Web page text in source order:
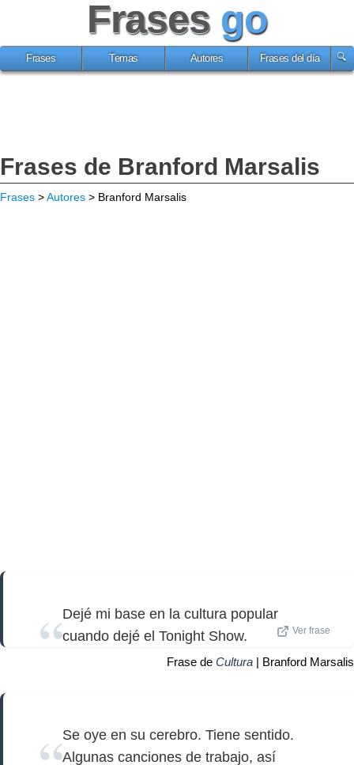
Frases go
Frases Temas Autores Frases del día
Frases de Branford Marsalis
Frases >Autores > Branford Marsalis
Dejé mi base en la cultura popular
cuando dejé el Tonight Show.
Ver frase
Frase de Cultura | Branford Marsalis
Se oye en su cerebro. Tiene sentido.
Algunas canciones de trabajo, así